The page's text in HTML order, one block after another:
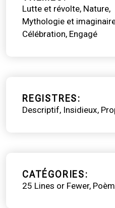
Lutte et révolte Nature
Mythologie et
Célébration Engagé
REGISTRES
Descriptif Insidieux
CATÉGORIES
25 Lines or Fewer